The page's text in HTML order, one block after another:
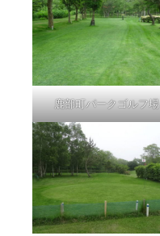
鹿部町パークゴルフ場